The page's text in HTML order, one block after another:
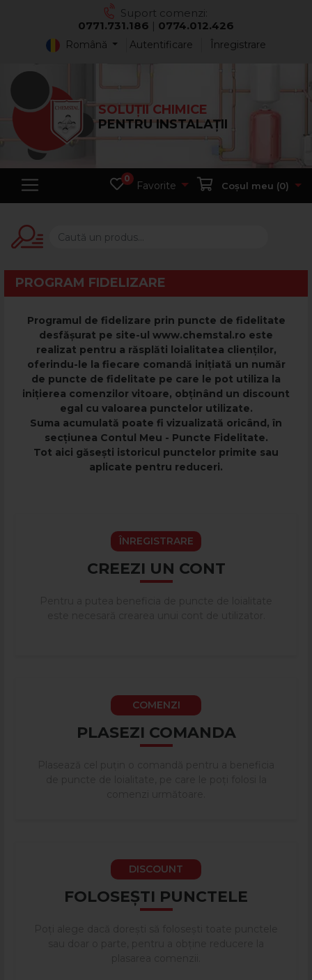
Suport comenzi:
0771.731.186 | 0774.012.426
Română Autentificare Înregistrare
SOLUȚII CHIMICE
PENTRU INSTALAȚII
0
Favorite Coșul meu (0)
PROGRAM FIDELIZARE
Programul de fidelizare prin puncte de fidelitate
desfășurat pe site-ul www.chemstal.ro este
realizat pentru a răsplăti loialitatea clienților,
oferindu-le la fiecare comandă inițiată un număr
de puncte de fidelitate pe care le pot utiliza la
inițierea comenzilor vitoare, obținând un discount
egal cu valoarea punctelor utilizate.
Suma acumulată poate fi vizualizată oricând, în
secțiunea Contul Meu - Puncte Fidelitate.
Tot aici găsești istoricul punctelor primite sau
aplicate pentru reduceri.
ÎNREGISTRARE
CREEZI UN CONT
COMENZI
PLASEZI COMANDA
DISCOUNT
FOLOSEȘTI PUNCTELE